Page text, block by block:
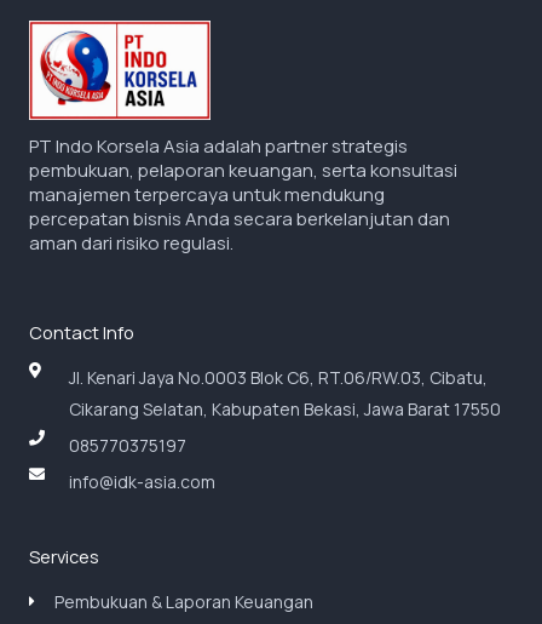
PT Indo Korsela Asia adalah partner strategis
pembukuan, pelaporan keuangan, serta konsultasi
manajemen terpercaya untuk mendukung
percepatan bisnis Anda secara berkelanjutan dan
aman dari risiko regulasi.
Contact Info
Jl. Kenari Jaya No.0003 Blok C6, RT.06/RW.03, Cibatu,
Cikarang Selatan, Kabupaten Bekasi, Jawa Barat 17550
085770375197
info@idk-asia.com
Services
Pembukuan & Laporan Keuangan